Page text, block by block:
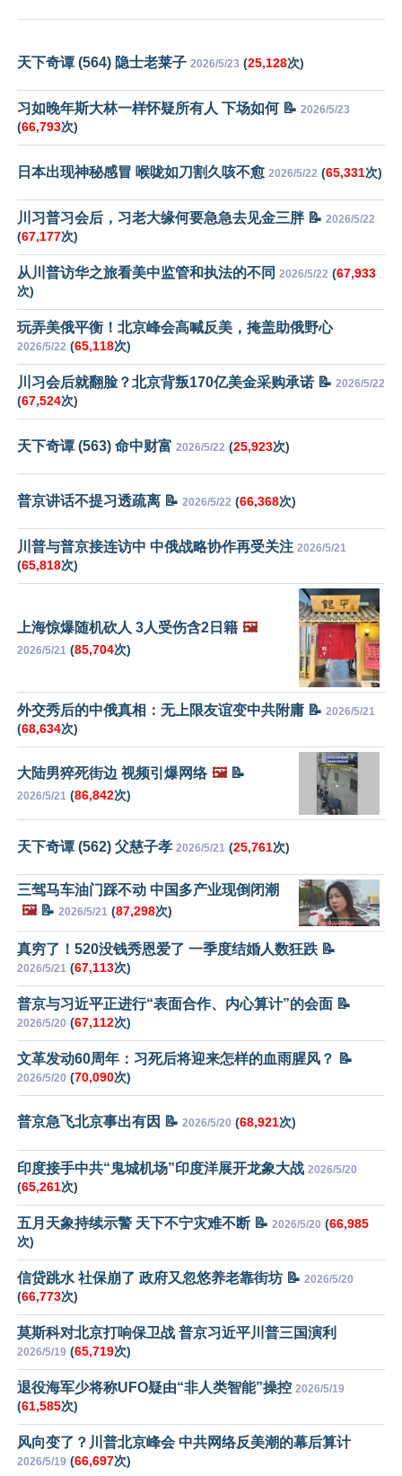
天下奇谭 (564) 隐士老莱子 2026/5/23 (25,128次)
习如晚年斯大林一样怀疑所有人 下场如何 📝 2026/5/23
(66,793次)
日本出现神秘感冒 喉咙如刀割久咳不愈 2026/5/22 (65,331次)
川习普习会后，习老大缘何要急急去见金三胖 📝 2026/5/22
(67,177次)
从川普访华之旅看美中监管和执法的不同 2026/5/22 (67,933
次)
玩弄美俄平衡！北京峰会高喊反美，掩盖助俄野心
2026/5/22 (65,118次)
川习会后就翻脸？北京背叛170亿美金采购承诺 📝 2026/5/22
(67,524次)
天下奇谭 (563) 命中财富 2026/5/22 (25,923次)
普京讲话不提习透疏离 📝 2026/5/22 (66,368次)
川普与普京接连访中 中俄战略协作再受关注 2026/5/21
(65,818次)
上海惊爆随机砍人 3人受伤含2日籍 🖼️
2026/5/21 (85,704次)
外交秀后的中俄真相：无上限友谊变中共附庸 📝 2026/5/21
(68,634次)
大陆男猝死街边 视频引爆网络 🖼️📝
2026/5/21 (86,842次)
天下奇谭 (562) 父慈子孝 2026/5/21 (25,761次)
三驾马车油门踩不动 中国多产业现倒闭潮
🖼️📝 2026/5/21 (87,298次)
真穷了！520没钱秀恩爱了 一季度结婚人数狂跌 📝
2026/5/21 (67,113次)
普京与习近平正进行“表面合作、内心算计”的会面 📝
2026/5/20 (67,112次)
文革发动60周年：习死后将迎来怎样的血雨腥风？ 📝
2026/5/20 (70,090次)
普京急飞北京事出有因 📝 2026/5/20 (68,921次)
印度接手中共“鬼城机场”印度洋展开龙象大战 2026/5/20
(65,261次)
五月天象持续示警 天下不宁灾难不断 📝 2026/5/20 (66,985
次)
信贷跳水 社保崩了 政府又忽悠养老靠街坊 📝 2026/5/20
(66,773次)
莫斯科对北京打响保卫战 普京习近平川普三国演利
2026/5/19 (65,719次)
退役海军少将称UFO疑由“非人类智能”操控 2026/5/19
(61,585次)
风向变了？川普北京峰会 中共网络反美潮的幕后算计
2026/5/19 (66,697次)